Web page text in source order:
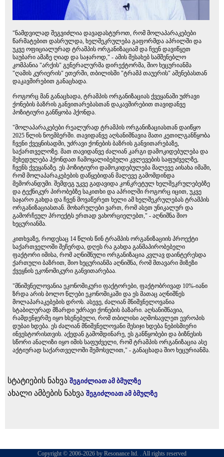
"ნამდვილად შეგვიძლია დავადასტუროთ, რომ მოლაპარაკებები
წარმატებით დასრულდა, ხელშეკრულება გაფორმდა აპრილში და
უკვე ოფიციალურად ტრამპის ორგანიზაციამ და ჩვენ დავიწყეთ
საუბარი ამაზე ღიად და საჯაროდ," - ამის შესახებ სამშენებლო
კომპანია "არქის" გენერალურმა დირექტორმა, შიო ხეცურიანმა
"ღამის კურიერის" ეთერში, თბილისში "ტრამპ თაუერის" აშენებასთან
დაკავშირებით განაცხადა.
როგორც მან განაცხადა, ტრამპის ორგანიზაციას ქვეყანაში უძრავი
ქონების ბაზრის განვითარებასთან დაკავშირებით თავიდანვე
პოზიტიური განწყობა ჰქონდა.
"მოლაპარაკებები რეალურად ტრამპის ორგანიზაციასთან დაიწყო
2025 წლის ნოემბერში. თავიდანვე აღსანიშნავია მათი კეთილგანწყობა
ჩვენი ქვეყნისადმი, უძრავი ქონების ბაზრის განვითარებაზე,
საქართველოზე. მათ თავიდანვე ძალიან კარგი დამოკიდებულება და
შეხედულება ჰქონდათ ჩამოყალიბებული კვლევების საფუძველზე,
ჩვენს ქვეყანაზე. ეს პოზიტიური დამოკიდებულება მალევე აისახა იმაში,
რომ მოლაპარაკებების დაწყებიდან მალევე გამომდინდა
მემორანდუმი. შემდეგ უკვე გადავიდა კონკრეტულ ხელშეკრულებებზე
და ტექნიკურ პირობებზე საკითხი და აპრილში როგორც იცით, უკვე
საჯარო გახდა და ჩვენ მოვაწერეთ ხელი ამ ხელშეკრულებას ტრამპის
ორგანიზაციასთან. მოხარულები ვართ, რომ ასეთ უნიკალურ და
გამორჩეულ პროექტს ერთად ვახორციელებთ," - აღნიშნა შიო
ხეცურიანმა.
კითხვაზე, როდესაც 14 წლის წინ ტრამპის ორგანიზაციის პროექტი
საქართველოში შეჩერდა, დღეს რა გახდა განმაპირობებელი
ფაქტორი იმისა, რომ აღნიშნული ორგანიზაცია კვლავ დაინტერესდა
ქართული ბაზრით, შიო ხეცურიანმა აღნიშნა, რომ მთავარი მიზეზი
ქვეყნის ეკონომიკური განვითარებაა.
"მნიშვნელოვანია ეკონომიკური ფაქტორები, ფაქტობრივად 10%-იანი
ზრდა არის ბოლო წლები ეკონომიკაში და ეს მათაც აღნიშნეს
მოლაპარაკებების დროს. ასევე, ძალიან მნიშვნელოვანია
სტაბილურად მზარდი უძრავი ქონების ბაზარი. აღსანიშნავია,
რამდენჯერმე იყო ხსენებული, რომ თბილისი აღმოსავლეთ ევროპის
დუბაი ხდება. ეს ძალიან მნიშვნელოვანი მესიჯი ხდება ნებისმიერი
ინვესტორისთვის. აქედან გამომდინარე, ეს განწყობები და ბიზნესის
სწორი ანალიზი იყო იმის საფუძველი, რომ ტრამპის ორგანიზაცია ასე
აქტიურად საქართველოში შემოსვლით," - განაცხადა შიო ხეცურიანმა.
სტატიების ნახვა შეგიძლიათ ამ ბმულზე
ახალი ამბების ნახვა შეგიძლიათ ამ ბმულზე
Copyright © 2006-2026 by Resonance ltd. . All rights reserved